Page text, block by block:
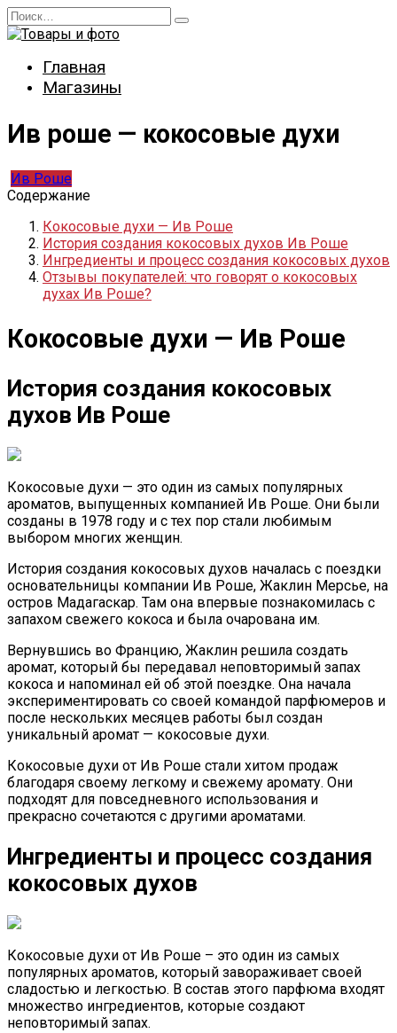
Перейти
к
Search
for:
Главная
Магазины
Ив роше — кокосовые духи
Ив Роше
Содержание
Кокосовые духи — Ив Роше
История создания кокосовых духов Ив Роше
Ингредиенты и процесс создания кокосовых духов
Отзывы покупателей: что говорят о кокосовых
духах Ив Роше?
Кокосовые духи — Ив Роше
История создания кокосовых
духов Ив Роше
Кокосовые духи — это один из самых популярных
ароматов, выпущенных компанией Ив Роше. Они были
созданы в 1978 году и с тех пор стали любимым
выбором многих женщин.
История создания кокосовых духов началась с поездки
основательницы компании Ив Роше, Жаклин Мерсье, на
остров Мадагаскар. Там она впервые познакомилась с
запахом свежего кокоса и была очарована им.
Вернувшись во Францию, Жаклин решила создать
аромат, который бы передавал неповторимый запах
кокоса и напоминал ей об этой поездке. Она начала
экспериментировать со своей командой парфюмеров и
после нескольких месяцев работы был создан
уникальный аромат — кокосовые духи.
Кокосовые духи от Ив Роше стали хитом продаж
благодаря своему легкому и свежему аромату. Они
подходят для повседневного использования и
прекрасно сочетаются с другими ароматами.
Ингредиенты и процесс создания
кокосовых духов
Кокосовые духи от Ив Роше – это один из самых
популярных ароматов, который завораживает своей
сладостью и легкостью. В состав этого парфюма входят
множество ингредиентов, которые создают
неповторимый запах.